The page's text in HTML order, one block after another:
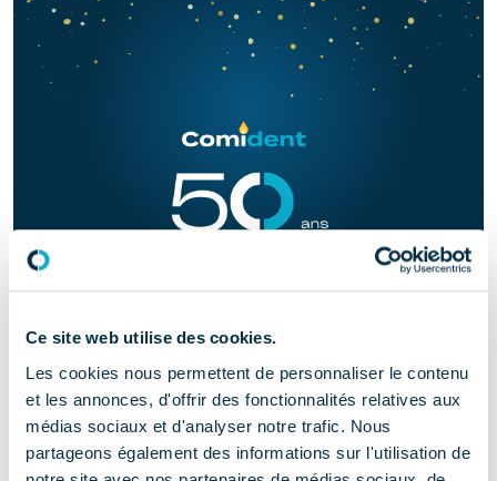
Ce site web utilise des cookies.
Les cookies nous permettent de personnaliser le contenu
et les annonces, d'offrir des fonctionnalités relatives aux
médias sociaux et d'analyser notre trafic. Nous
partageons également des informations sur l'utilisation de
Dentaire Française) dont le COMIDENT est partenaire
ouvre ses portes du mercredi 27 novembre au samedi 30
novembre ! Echanges avec des experts, soins pédiatriques